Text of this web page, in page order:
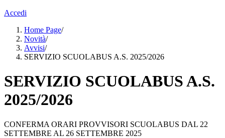
Accedi
Home Page/
Novità/
Avvisi/
SERVIZIO SCUOLABUS A.S. 2025/2026
SERVIZIO SCUOLABUS A.S.
2025/2026
CONFERMA ORARI PROVVISORI SCUOLABUS DAL 22
SETTEMBRE AL 26 SETTEMBRE 2025